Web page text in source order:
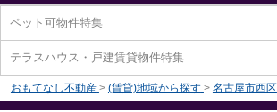
ペット可物件特集
テラスハウス・戸建賃貸物件特集
おもてなし不動産 > (賃貸)地域から探す > 名古屋市西区